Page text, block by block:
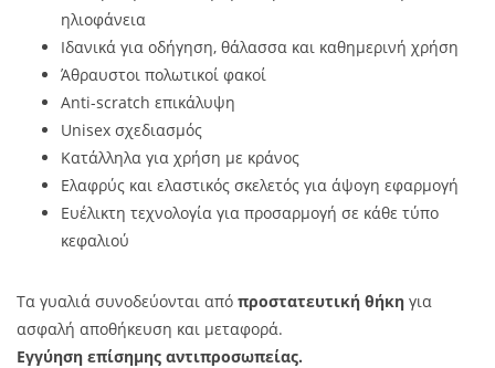
ηλιοφάνεια
Ιδανικά για οδήγηση, θάλασσα και καθημερινή χρήση
Άθραυστοι πολωτικοί φακοί
Anti-scratch επικάλυψη
Unisex σχεδιασμός
Κατάλληλα για χρήση με κράνος
Ελαφρύς και ελαστικός σκελετός για άψογη εφαρμογή
Ευέλικτη τεχνολογία για προσαρμογή σε κάθε τύπο
κεφαλιού
Τα γυαλιά συνοδεύονται από προστατευτική θήκη για
ασφαλή αποθήκευση και μεταφορά.
Εγγύηση επίσημης αντιπροσωπείας.